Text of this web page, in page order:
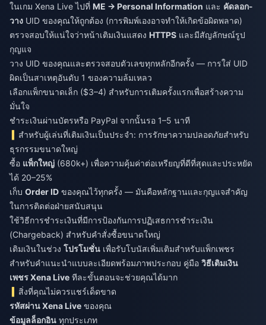
ในเกม Xena Live ไปที่ ME → Personal Information และ คัดลอก-
วาง UID ของคุณให้ถูกต้อง (การพิมพ์เองอาจทำให้เกิดข้อผิดพลาด)
ตรวจสอบให้แน่ใจว่าหน้าเติมเงินแสดง HTTPS และมีสัญลักษณ์รูป
กุญแจ
วาง UID ของคุณและตรวจสอบตัวเลขทุกหลักอีกครั้ง — การใส่ UID
ผิดเป็นสาเหตุอันดับ 1 ของความล้มเหลว
เลือกแพ็กขนาดเล็ก ($3–4) สำหรับการเติมครั้งแรกเพื่อสร้างความ
มั่นใจ
ชำระเงินผ่านบัตรหรือ PayPal จากนั้นรอ 1–5 นาที
สำหรับผู้เล่นที่เติมเงินเป็นประจำ: การรักษาความปลอดภัยสำหรับ
ธุรกรรมขนาดใหญ่
ซื้อ แพ็กใหญ่ (680k+) เพื่อความคุ้มค่าต่อเหรียญที่ดีที่สุดและประหยัด
ได้ 20–25%
เก็บ Order ID ของคุณไว้ทุกครั้ง — มันคือหลักฐานและกุญแจสำคัญ
ในการติดต่อฝ่ายสนับสนุน
ใช้วิธีการชำระเงินที่มีการป้องกันการปฏิเสธการชำระเงิน
(Chargeback) สำหรับคำสั่งซื้อขนาดใหญ่
เติมเงินในช่วง โปรโมชั่น เพื่อรับโบนัสเพิ่มเติมสำหรับแพ็กเพชร
สำหรับคำแนะนำแบบละเอียดพร้อมภาพประกอบ คู่มือ วิธีเติมเงิน
เพชร Xena Live ทีละขั้นตอนจะช่วยคุณได้มาก
สิ่งที่คุณไม่ควรแชร์เด็ดขาด
รหัสผ่าน Xena Live ของคุณ
ข้อมูลล็อกอิน ทุกประเภท